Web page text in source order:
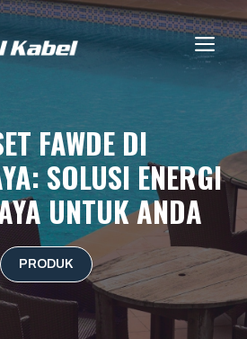
FAWDE DI
SOLUSI ENERGI
UNTUK ANDA
PRODUK